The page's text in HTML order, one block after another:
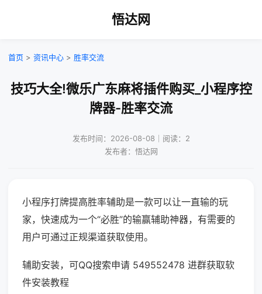
悟达网
首页 > 资讯中心 > 胜率交流
技巧大全!微乐广东麻将插件购买_小程序控
牌器-胜率交流
发布时间：2026-08-08｜阅读：2
发布者：悟达网
小程序打牌提高胜率辅助是一款可以让一直输的玩
家，快速成为一个“必胜”的输赢辅助神器，有需要的
用户可通过正规渠道获取使用。
辅助安装，可QQ搜索申请 549552478 进群获取软
件安装教程